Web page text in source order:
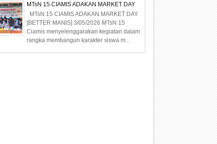
MTsN 15 CIAMIS ADAKAN MARKET DAY
MTsN 15 CIAMIS ADAKAN MARKET DAY
[BETTER MANIS] 3/05/2026 MTsN 15
Ciamis menyelenggarakan kegiatan dalam
rangka membangun karakter siswa m...